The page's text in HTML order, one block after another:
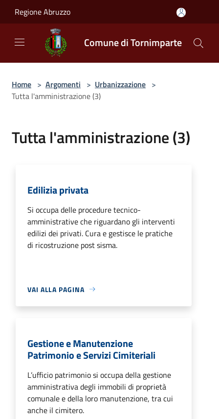
Regione Abruzzo
Comune di Tornimparte
Home > Argomenti > Urbanizzazione >
Tutta l'amministrazione (3)
Tutta l'amministrazione (3)
Edilizia privata
Si occupa delle procedure tecnico-
amministrative che riguardano gli interventi
edilizi dei privati. Cura e gestisce le pratiche
di ricostruzione post sisma.
VAI ALLA PAGINA
Gestione e Manutenzione
Patrimonio e Servizi Cimiteriali
L’ufficio patrimonio si occupa della gestione
amministrativa degli immobili di proprietà
comunale e della loro manutenzione, tra cui
anche il cimitero.